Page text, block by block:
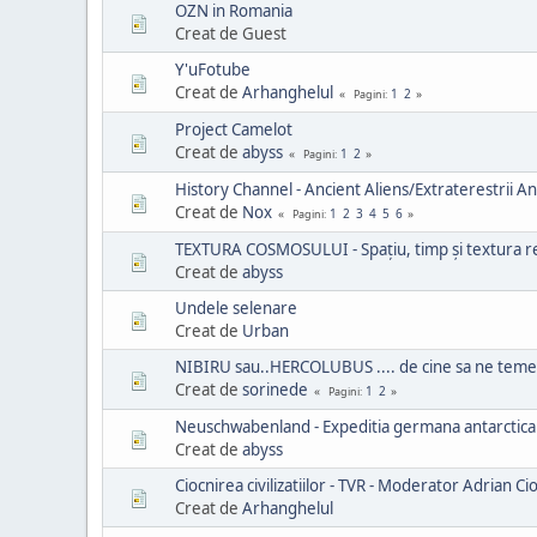
OZN in Romania
Creat de Guest
Y'uFotube
Creat de Arhanghelul Pagini 1 2
Project Camelot
Creat de abyss Pagini 1 2
History Channel - Ancient Aliens/Extraterestrii
Creat de Nox Pagini 1 2 3 4 5 6
TEXTURA COSMOSULUI - Spațiu, timp și
Creat de abyss
Undele selenare
Creat de Urban
NIBIRU sau..HERCOLUBUS .... de cine sa ne
Creat de sorinede Pagini 1 2
Neuschwabenland - Expeditia germana
Creat de abyss
Ciocnirea civilizatiilor - TVR - Moderator Adrian
Creat de Arhanghelul